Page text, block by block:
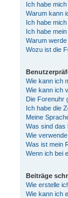
Ich habe
Warum kann
Ich habe
Ich habe
Warum
Wozu ist die
Wie kann ich
Wie kann ich
Die Forenuhr
Ich habe die
Meine
Was sind das
Wie
Was ist mein
Wenn ich bei
Beiträge
Wie erstelle
Wie kann ich